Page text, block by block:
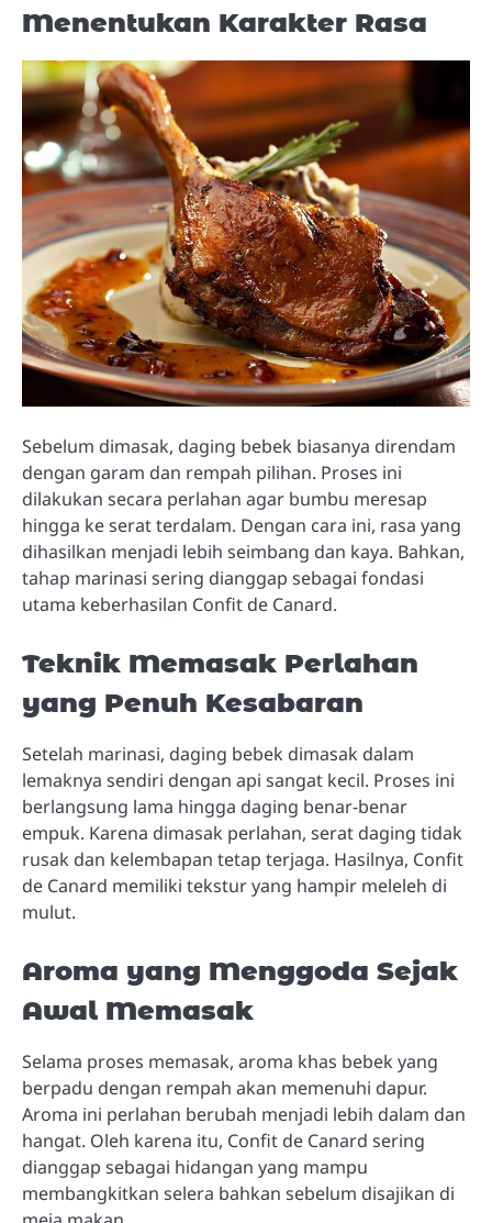
Menentukan Karakter Rasa
Sebelum dimasak, daging bebek biasanya direndam
dengan garam dan rempah pilihan. Proses ini
dilakukan secara perlahan agar bumbu meresap
hingga ke serat terdalam. Dengan cara ini, rasa yang
dihasilkan menjadi lebih seimbang dan kaya. Bahkan,
tahap marinasi sering dianggap sebagai fondasi
utama keberhasilan Confit de Canard.
Teknik Memasak Perlahan
yang Penuh Kesabaran
Setelah marinasi, daging bebek dimasak dalam
lemaknya sendiri dengan api sangat kecil. Proses ini
berlangsung lama hingga daging benar-benar
empuk. Karena dimasak perlahan, serat daging tidak
rusak dan kelembapan tetap terjaga. Hasilnya, Confit
de Canard memiliki tekstur yang hampir meleleh di
mulut.
Aroma yang Menggoda Sejak
Awal Memasak
Selama proses memasak, aroma khas bebek yang
berpadu dengan rempah akan memenuhi dapur.
Aroma ini perlahan berubah menjadi lebih dalam dan
hangat. Oleh karena itu, Confit de Canard sering
dianggap sebagai hidangan yang mampu
membangkitkan selera bahkan sebelum disajikan di